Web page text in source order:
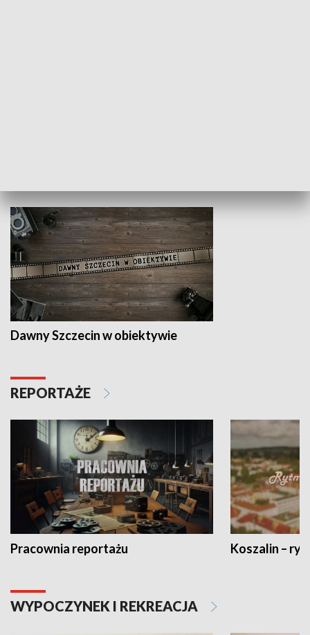
Dawny Szczecin w obiektywie
REPORTAŻE
Pracownia reportażu Koszalin –
WYPOCZYNEK I REKREACJA